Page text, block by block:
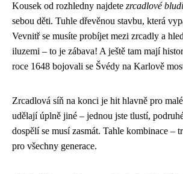
Kousek od rozhledny najdete zrcadlové
sebou děti. Tuhle dřevěnou stavbu, která
Vevnitř se musíte probíjet mezi zrcadly a
iluzemi – to je zábava! A ještě tam mají
roce 1648 bojovali se Švédy na Karlově
Zrcadlová síň na konci je hit hlavně pro
udělají úplně jiné – jednou jste tlustí,
dospělí se musí zasmát. Tahle kombinace –
pro všechny generace.